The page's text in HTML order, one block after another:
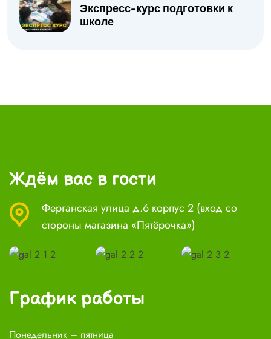
Экспресс-курс подготовки к
школе
Ждём вас в гости
Ферганская улица д.6 корпус 2 (вход со
стороны магазина «Пятёрочка»)
График работы
Понедельник – пятница